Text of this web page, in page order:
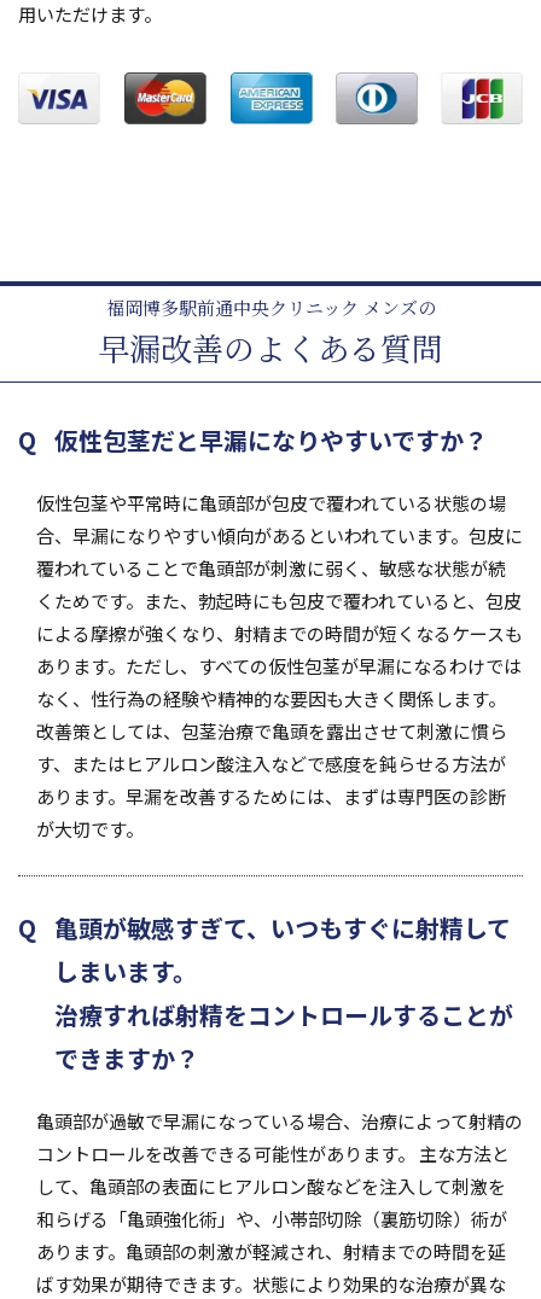
用いただけます。
福岡博多駅前通中央クリニック メンズの
早漏改善のよくある質問
仮性包茎だと早漏になりやすいですか？
仮性包茎や平常時に亀頭部が包皮で覆われている状態の場
合、早漏になりやすい傾向があるといわれています。包皮に
覆われていることで亀頭部が刺激に弱く、敏感な状態が続
くためです。また、勃起時にも包皮で覆われていると、包皮
による摩擦が強くなり、射精までの時間が短くなるケースも
あります。ただし、すべての仮性包茎が早漏になるわけでは
なく、性行為の経験や精神的な要因も大きく関係します。
改善策としては、包茎治療で亀頭を露出させて刺激に慣ら
す、またはヒアルロン酸注入などで感度を鈍らせる方法が
あります。早漏を改善するためには、まずは専門医の診断
が大切です。
亀頭が敏感すぎて、いつもすぐに射精して
しまいます。
治療すれば射精をコントロールすることが
できますか？
亀頭部が過敏で早漏になっている場合、治療によって射精の
コントロールを改善できる可能性があります。 主な方法と
して、亀頭部の表面にヒアルロン酸などを注入して刺激を
和らげる「亀頭強化術」や、小帯部切除（裏筋切除）術が
あります。亀頭部の刺激が軽減され、射精までの時間を延
ばす効果が期待できます。状態により効果的な治療が異な